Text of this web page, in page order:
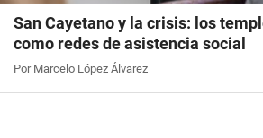
San Cayetano y la crisis: los
como redes de asistencia social
Por Marcelo López Álvarez